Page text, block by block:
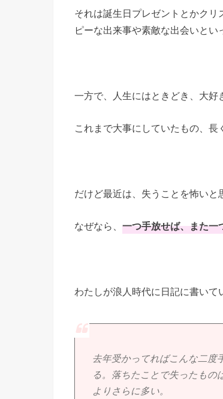
それは誕生日プレゼントとかク
ピーな出来事や素敵な出会いとい
一方で、人生にはときどき、大好
これまで大事にしていたもの、長
だけど最近は、失うことを怖いと
なぜなら、 一つ手放せば、また一
わたしが浪人時代に日記に書いて
去年受かってればこんな二度
る。落ちたことで失ったもの
よりさらに多い。